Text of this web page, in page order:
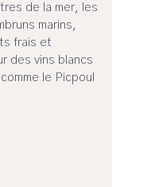
de la mer, les
marins,
frais et
des vins blancs
le Picpoul